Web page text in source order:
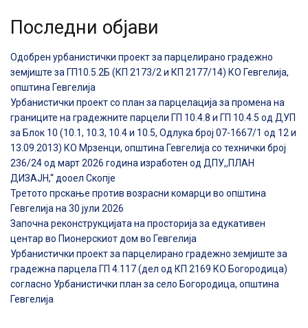
Последни објави
Одобрен урбанистички проект за парцелирано градежно
земјиште за ГП10.5.2Б (КП 2173/2 и КП 2177/14) КО Гевгелија,
општина Гевгелија
Урбанистички проект со план за парцелација за промена на
границите на градежните парцели ГП 10.4.8 и ГП 10.4.5 од ДУП
за Блок 10 (10.1, 10.3, 10.4 и 10.5, Одлука број 07-1667/1 од 12 и
13.09.2013) КО Мрзенци, општина Гевгелија со технички број
236/24 од март 2026 година изработен од ДПУ,,ПЛАН
ДИЗАЈН,“ дооел Скопје
Третото прскање против возрасни комарци во општина
Гевгелија на 30 јули 2026
Започна реконструкцијата на просторија за едукативен
центар во Пионерскиот дом во Гевгелија
Урбанистички проект за парцелирано градежно земјиште за
градежна парцела ГП 4.117 (дел од КП 2169 КО Богородица)
согласно Урбанистички план за село Богородица, општина
Гевгелија